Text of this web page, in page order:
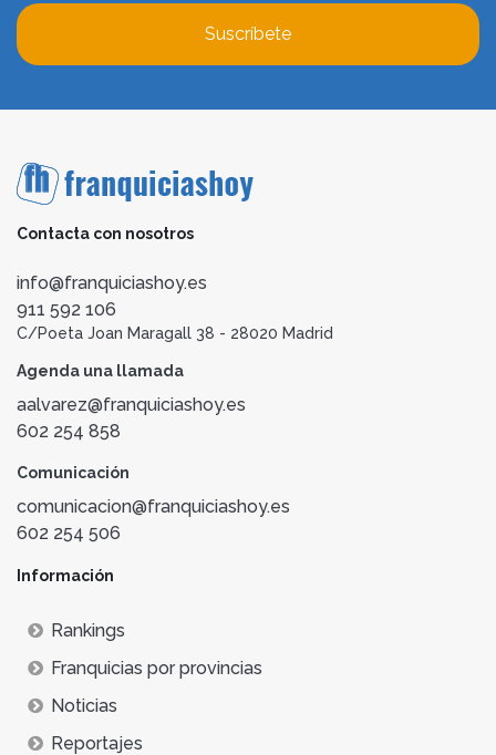
Suscríbete
Contacta con nosotros
info@franquiciashoy.es
911 592 106
C/Poeta Joan Maragall 38 - 28020 Madrid
Agenda una llamada
aalvarez@franquiciashoy.es
602 254 858
Comunicación
comunicacion@franquiciashoy.es
602 254 506
Información
Rankings
Franquicias por provincias
Noticias
Reportajes